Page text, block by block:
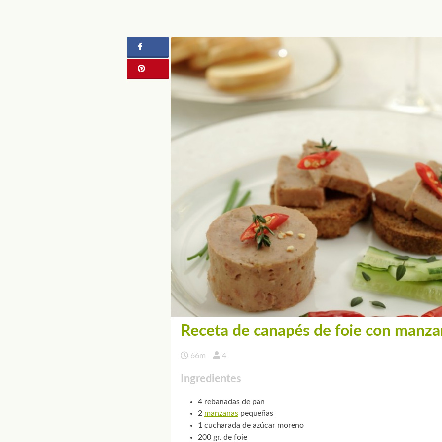
Receta de canapés de foie con
66m 4
Ingredientes
4 rebanadas de pan
2 manzanaspequeñas
1 cucharada de azúcar moreno
200 gr. de foie